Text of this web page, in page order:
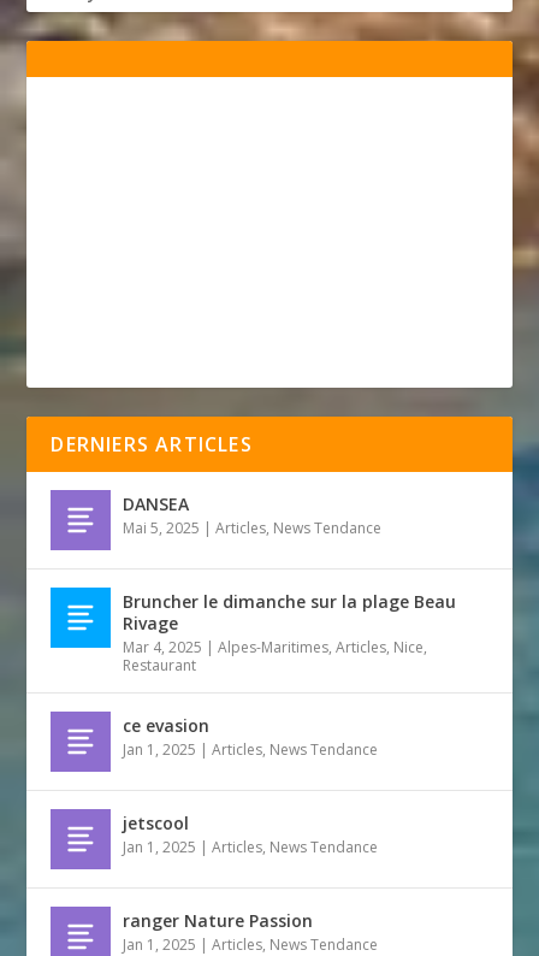
DERNIERS ARTICLES
DANSEA
Mai 5, 2025 |Articles, News Tendance
Bruncher le dimanche sur la plage Beau
Rivage
Mar 4, 2025 |Alpes-Maritimes,Articles, Nice,
Restaurant
ce evasion
Jan 1, 2025 |Articles, News Tendance
jetscool
Jan 1, 2025 |Articles, News Tendance
ranger Nature Passion
Jan 1, 2025 |Articles, News Tendance